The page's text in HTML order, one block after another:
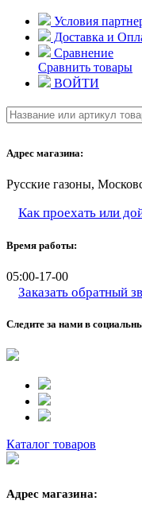
Skip
content
Условия
Доставка и
Сравнение
Сравнить товары
ВОЙТИ
Адрес магазина:
Русские газоны,
Как проехать или
Время работы:
05:00-17-00
Заказать обратный
Следите за нами в
Каталог товаров
Адрес магазина: